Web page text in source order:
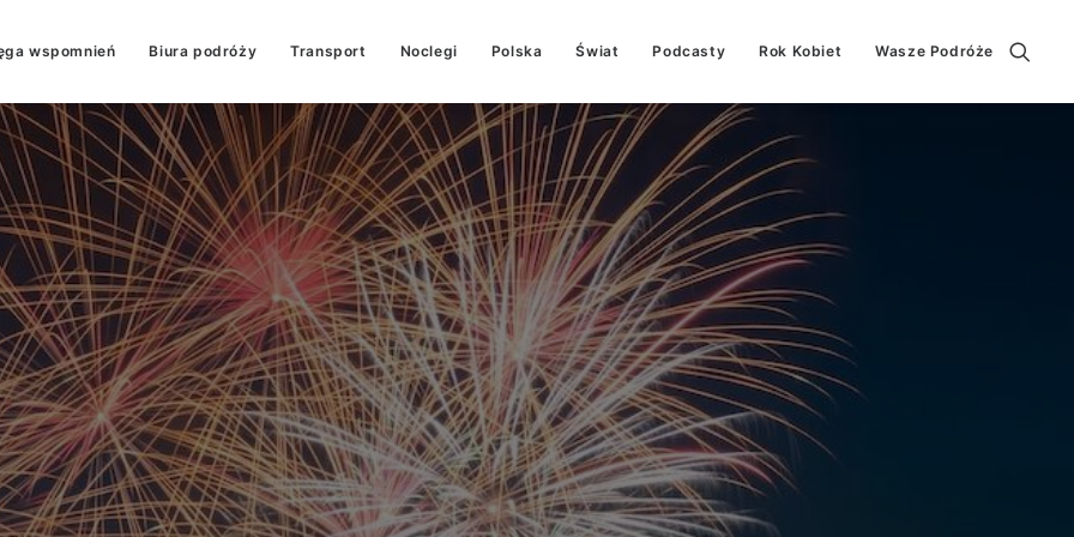
wspomnień Biura podróży Transport Noclegi Polska Świat Podcasty Rok Kobiet Wasze Podróże